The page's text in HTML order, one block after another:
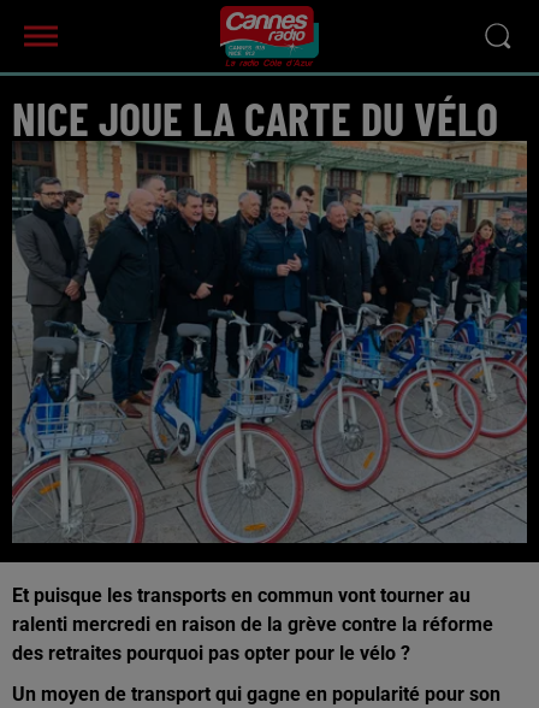
NICE JOUE LA CARTE DU VÉLO
Et puisque les transports en commun vont tourner au
ralenti mercredi en raison de la grève contre la réforme
des retraites pourquoi pas opter pour le vélo ?
Un moyen de transport qui gagne en popularité pour son